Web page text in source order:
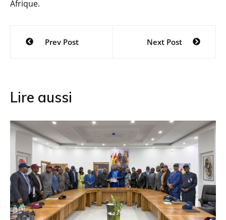
Afrique.
Navigation
Prev Post Next Post
Lire aussi